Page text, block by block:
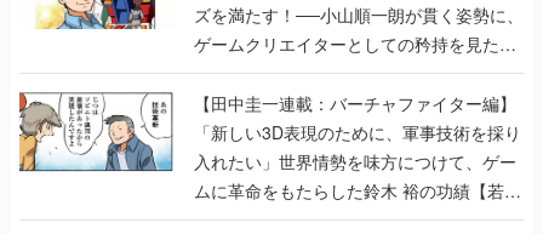
ズを満たす！──小山順一朗が貫く姿勢に、
ゲームクリエイターとしての矜持を見た
【若ゲのいたり最終回】
【田中圭一連載：バーチャファイター編】
「新しい3D表現のために、軍事技術を採り
入れたい」世界情勢を味方につけて、ゲー
ムに革命をもたらした鈴木 裕の功績【若ゲ
のいたり】